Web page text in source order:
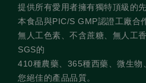
提供所有愛用者擁有獨特頂級的先
本食品與PIC/S GMP認證工廠合
無人工色素、不含蔗糖、無人工
SGS的
410種農藥、365種西藥、微生物
您絕佳的產品品質。